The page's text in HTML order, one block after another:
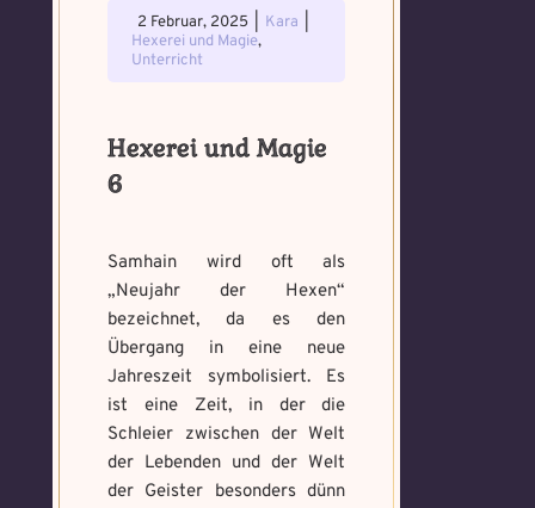
2 Februar, 2025 Kara
Hexerei und Magie,
Unterricht
Hexerei und Magie
6
Samhain wird oft als
„Neujahr der Hexen“
bezeichnet, da es den
Übergang in eine neue
Jahreszeit symbolisiert. Es
ist eine Zeit, in der die
Schleier zwischen der Welt
der Lebenden und der Welt
der Geister besonders dünn
Voraussetzung:
Magische
Artefakte
Benutzername *
Voraussetzung:
Verteidigungsstunde
Benutzername *